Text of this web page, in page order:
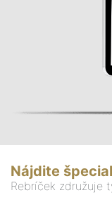
Nájdite
Rebríček združuje